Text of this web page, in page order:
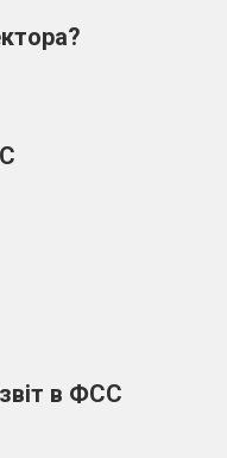
в ФСС